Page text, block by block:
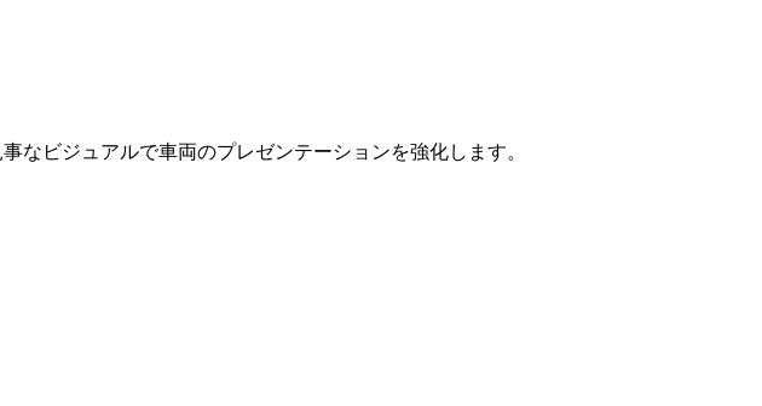
なビジュアルで車両のプレゼンテーションを強化します。